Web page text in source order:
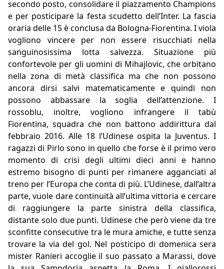
secondo posto, consolidare il piazzamento Champions
e per posticipare la festa scudetto dell’Inter. La fascia
oraria delle 15 è conclusa da Bologna-Fiorentina. I viola
vogliono vincere per non essere risucchiati nella
sanguinosissima lotta salvezza. Situazione più
confortevole per gli uomini di Mihajlovic, che orbitano
nella zona di metà classifica ma che non possono
ancora dirsi salvi matematicamente e quindi non
possono abbassare la soglia dell’attenzione. I
rossoblu, inoltre, vogliono infrangere il tabù
Fiorentina, squadra che non battono addirittura dal
febbraio 2016. Alle 18 l’Udinese ospita la Juventus. I
ragazzi di Pirlo sono in quello che forse è il primo vero
momento di crisi degli ultimi dieci anni e hanno
estremo bisogno di punti per rimanere agganciati al
treno per l’Europa che conta di più. L’Udinese, dall’altra
parte, vuole dare continuità all’ultima vittoria e cercare
di raggiungere la parte sinistra della classifica,
distante solo due punti. Udinese che però viene da tre
sconfitte consecutive tra le mura amiche, e tutte senza
trovare la via del gol. Nel posticipo di domenica sera
mister Ranieri accoglie il suo passato a Marassi, dove